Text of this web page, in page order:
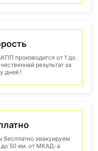
производится от 1 до
результат за
дней !
бесплатно эвакуируем
50 км. от МКАД-а